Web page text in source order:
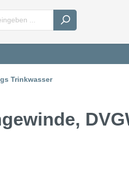
Trinkwasser